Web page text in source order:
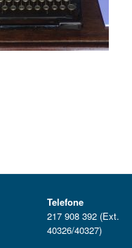
Telefone
217 908 392 (Ext.
40326/40327)